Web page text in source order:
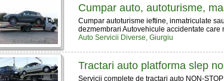
Cumpar auto, autoturisme,
Cumpar autoturisme ieftine, inmatriculate
dezmembrari Autovehicule accidentate
Auto Servicii Diverse, Giurgiu
Tractari auto platforma slep
Servicii complete de tractari auto NON-